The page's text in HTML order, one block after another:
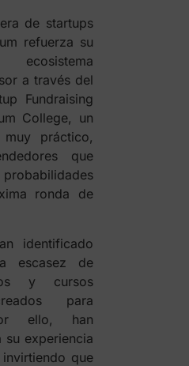
de startups
refuerza su
a través del
Fundraising
College, un
práctico,
que
ronda de
identificado
escasez de
y cursos
para
ello, han
su experiencia
que